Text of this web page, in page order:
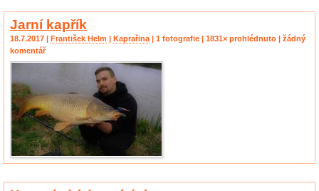
Jarní kapřík
18.7.2017 | František Helm Kaprařina | 1 fotografie | 1831× prohlédnuto | žádný
komentář